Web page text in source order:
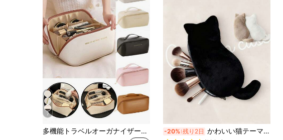
7
多機能トラベルオーガナイザーバッグ、PUレザー 防水コスメバッグ、大容量 二層式メイクアップバッグ、コスメオーガナイザーバッグ、トイレタリーバッグ、トラベル&ホームメイクアップバッグ、メイクアップオーガナイザーバッグ、トラベルアクセサリー、バッグ、ルームデコレーション、バニティ、コスメバッグ、ストレージバッグ、女性への贈り物、クリスマスギフト、女性への創造的なギフト、ポーチ、メイクアップポーチ、トラベルエッセンシャル -20% 残り2日 かわいい猫テーマのメイクブラシ収納バッグ、柔らかい生地で作られた女性用メイクバッグ、ファッショナブルでカジュアル、大容量、ポータブルジッパーデザイン、旅行の必需品、学生の文房具バッグや旅行収納バッグとしても適しています、女性と女の子に最適、ペンケース、ルームデコレーション、旅行の必需品、旅行メイクバッグ、ビーチメイクバッグ、ホリデーの必需品、母の日、卒業シーズン
売り切れ間近！
(100+)